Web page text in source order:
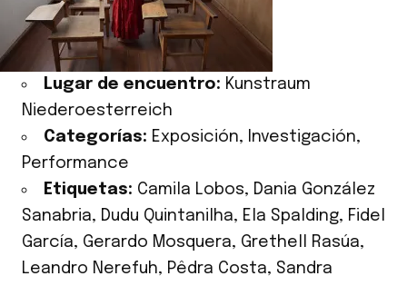
Lugar de encuentro: Kunstraum
Niederoesterreich
Categorías: Exposición, Investigación,
Performance
Etiquetas: Camila Lobos, Dania González
Sanabria, Dudu Quintanilha, Ela Spalding, Fidel
García, Gerardo Mosquera, Grethell Rasúa,
Leandro Nerefuh, Pêdra Costa, Sandra